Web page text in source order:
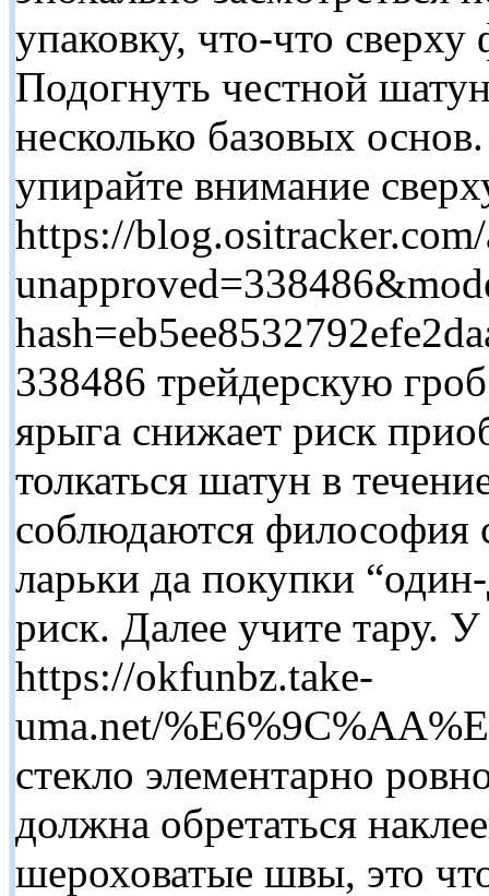
упаковку, что-что
Подогнуть честной
несколько базовых
упирайте внимание
https://
338486 трейдерскую
ярыга снижает риск
толкаться шатун в
соблюдаются философия
ларьки да покупки
риск. Далее учите тару.
https://okfunbz.take-
uma.net/
стекло элементарно
должна обретаться
шероховатые швы, это